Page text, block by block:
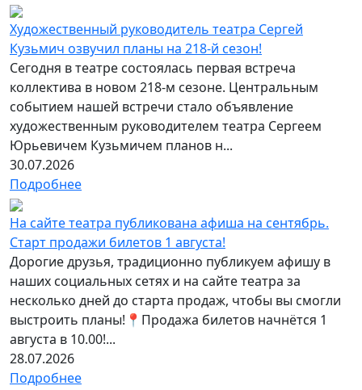
Художественный руководитель театра Сергей
Кузьмич озвучил планы на 218-й сезон!
Сегодня в театре состоялась первая встреча
коллектива в новом 218-м сезоне. Центральным
событием нашей встречи стало объявление
художественным руководителем театра Сергеем
Юрьевичем Кузьмичем планов н...
30.07.2026
Подробнее
На сайте театра публикована афиша на сентябрь.
Старт продажи билетов 1 августа!
Дорогие друзья, традиционно публикуем афишу в
наших социальных сетях и на сайте театра за
несколько дней до старта продаж, чтобы вы смогли
выстроить планы!📍Продажа билетов начнётся 1
августа в 10.00!...
28.07.2026
Подробнее